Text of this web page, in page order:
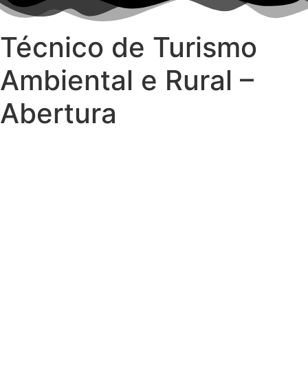
Técnico de Turismo
Ambiental e Rural –
Abertura